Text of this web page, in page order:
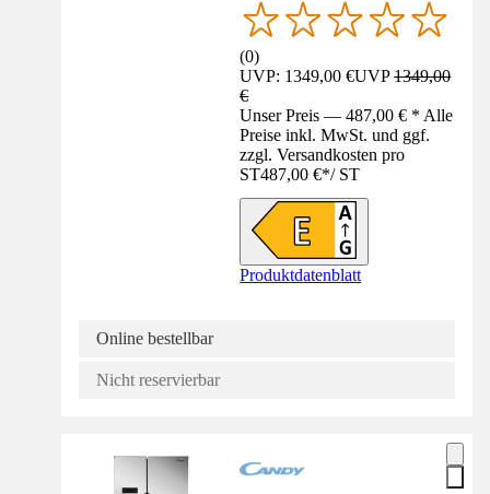
(0)
UVP: 1349,00 €UVP1349,00
€
Unser Preis — 487,00 € * Alle
Preise inkl. MwSt. und ggf.
zzgl. Versandkosten pro
ST487,00 €*/ ST
Produktdatenblatt
Online bestellbar
Nicht reservierbar